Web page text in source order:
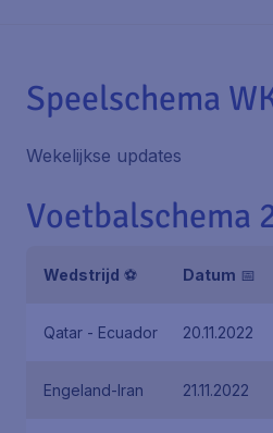
Speelschema
Wekelijkse updates
Voetbalschema
Wedstrijd ⚽ Datum 📅
Qatar - Ecuador 20.11.2022
Engeland-Iran 21.11.2022